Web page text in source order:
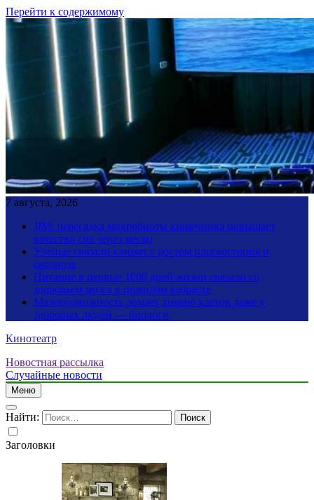
Перейти к содержимому
7 августа, 2026
JIM: пересадка микробиоты кишечника повышает
качество сна через месяц
Ученые связали климат с ростом плоскостопия и
сколиоза
Питание в первые 1000 дней жизни связали со
здоровьем мозга в пожилом возрасте
Малоподвижность ломает химию клеток даже у
здоровых людей — биологи
Кинотеатр
Новостная рассылка
Случайные новости
Меню
Найти:
Заголовки